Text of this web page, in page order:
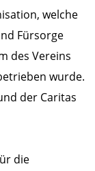
welche
Fürsorge
des Vereins
wurde.
der Caritas
die